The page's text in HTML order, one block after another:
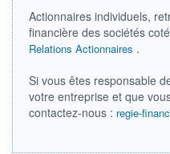
Actionnaires individuels,
financière des sociétés
Relations Actionnaires .
Si vous êtes responsable
votre entreprise et que
contactez-nous : regie-